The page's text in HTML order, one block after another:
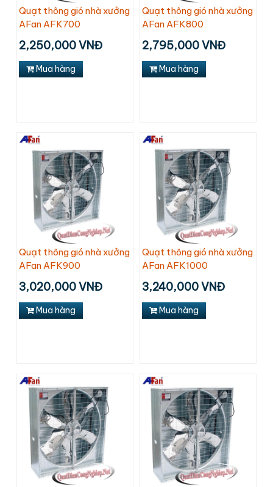
Quạt thông gió nhà xưởng
AFan AFK700
2,250,000 VNĐ
Mua hàng
Quạt thông gió nhà xưởng
AFan AFK800
2,795,000 VNĐ
Mua hàng
Quạt thông gió nhà xưởng
AFan AFK900
3,020,000 VNĐ
Mua hàng
Quạt thông gió nhà xưởng
AFan AFK1000
3,240,000 VNĐ
Mua hàng